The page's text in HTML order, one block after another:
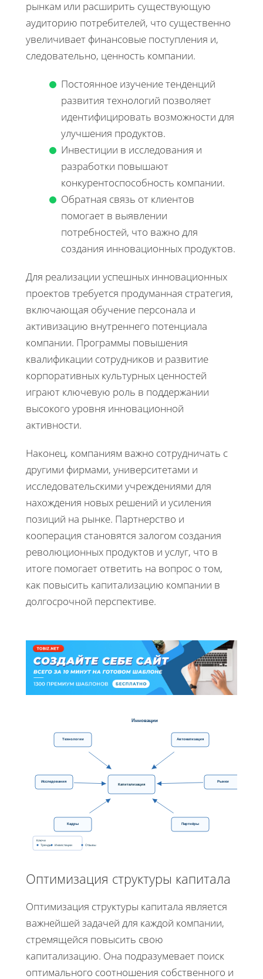
рынкам или расширить существующую
аудиторию потребителей, что существенно
увеличивает финансовые поступления и,
следовательно, ценность компании.
Постоянное изучение тенденций
развития технологий позволяет
идентифицировать возможности для
улучшения продуктов.
Инвестиции в исследования и
разработки повышают
конкурентоспособность компании.
Обратная связь от клиентов
помогает в выявлении
потребностей, что важно для
создания инновационных продуктов.
Для реализации успешных инновационных
проектов требуется продуманная стратегия,
включающая обучение персонала и
активизацию внутреннего потенциала
компании. Программы повышения
квалификации сотрудников и развитие
корпоративных культурных ценностей
играют ключевую роль в поддержании
высокого уровня инновационной
активности.
Наконец, компаниям важно сотрудничать с
другими фирмами, университетами и
исследовательскими учреждениями для
нахождения новых решений и усиления
позиций на рынке. Партнерство и
кооперация становятся залогом создания
революционных продуктов и услуг, что в
итоге помогает ответить на вопрос о том,
как повысить капитализацию компании в
долгосрочной перспективе.
Инновации
Технологии Автоматизация
Исследования Рынки
Кадры Партнёры
Капитализация
Ключи
Тренды Инвестиции Отзывы
Оптимизация структуры капитала
Оптимизация структуры капитала является
важнейшей задачей для каждой компании,
стремящейся повысить свою
капитализацию. Она подразумевает поиск
оптимального соотношения собственного и